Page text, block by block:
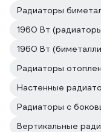
Радиаторы
1960 Вт
1960 Вт
Радиаторы
Настенные
Радиаторы с
Вертикальные